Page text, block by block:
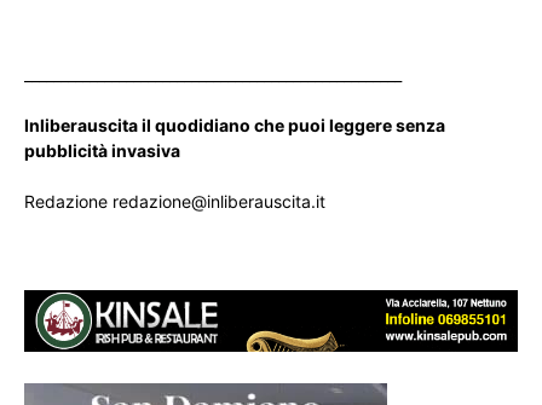
Inliberauscita il quodidiano che puoi leggere senza
pubblicità invasiva
Redazione redazione@inliberauscita.it